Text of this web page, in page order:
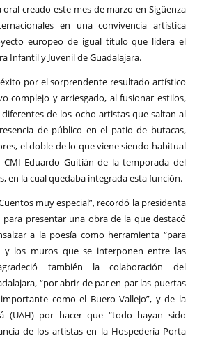
creado este mes de marzo en Sigüenza
en una convivencia artística
europeo de igual título que lidera el
Infantil y Juvenil de Guadalajara.
por el sorprendente resultado artístico
complejo y arriesgado, al fusionar estilos,
de los ocho artistas que saltan al
de público en el patio de butacas,
el doble de lo que viene siendo habitual
CMI Eduardo Guitián de la temporada del
en la cual quedaba integrada esta función.
muy especial”, recordó la presidenta
para presentar una obra de la que destacó
a la poesía como herramienta “para
y los muros que se interponen entre las
también la colaboración del
“por abrir de par en par las puertas
como el Buero Vallejo”, y de la
(UAH) por hacer que “todo hayan sido
de los artistas en la Hospedería Porta